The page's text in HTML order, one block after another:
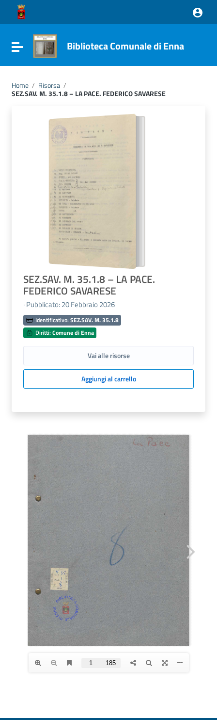
Vai ai contenuti
Vai al menu di navigazione
Vai al footer
Attiva / disattiva la navigazione
Biblioteca Comunale di Enna
Home / Risorsa /
SEZ.SAV. M. 35.1.8 – LA PACE. FEDERICO SAVARESE
SEZ.SAV. M. 35.1.8 – LA PACE.
FEDERICO SAVARESE
· Pubblicato: 20 Febbraio 2026
Identificativo: SEZ.SAV. M. 35.1.8
Diritti:Comune di Enna
Vai alle risorse
Aggiungi al carrello